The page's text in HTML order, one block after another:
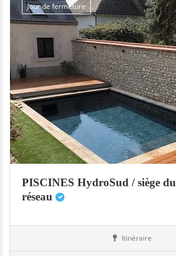
Jour de fermeture
PISCINES HydroSud / siège du
réseau
Itinéraire